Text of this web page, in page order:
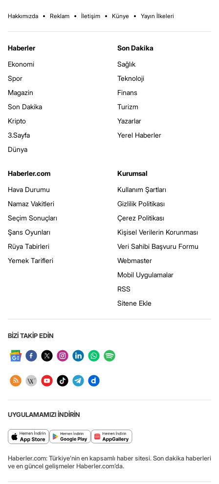
Hakkımızda Reklam İletişim Künye Yayın İlkeleri
Haberler
Ekonomi
Spor
Magazin
Son Dakika
Kripto
3.Sayfa
Dünya
Son Dakika
Sağlık
Teknoloji
Finans
Turizm
Yazarlar
Yerel Haberler
Haberler.com
Hava Durumu
Namaz Vakitleri
Seçim Sonuçları
Şans Oyunları
Rüya Tabirleri
Yemek Tarifleri
Kurumsal
Kullanım Şartları
Gizlilik Politikası
Çerez Politikası
Kişisel Verilerin Korunması
Veri Sahibi Başvuru Formu
Webmaster
Mobil Uygulamalar
RSS
Sitene Ekle
BİZİ TAKİP EDİN
UYGULAMAMIZI İNDİRİN
Haberler.com: Türkiye’nin en kapsamlı haber sitesi. Son dakika haberleri
ve en güncel gelişmeler Haberler.com’da.